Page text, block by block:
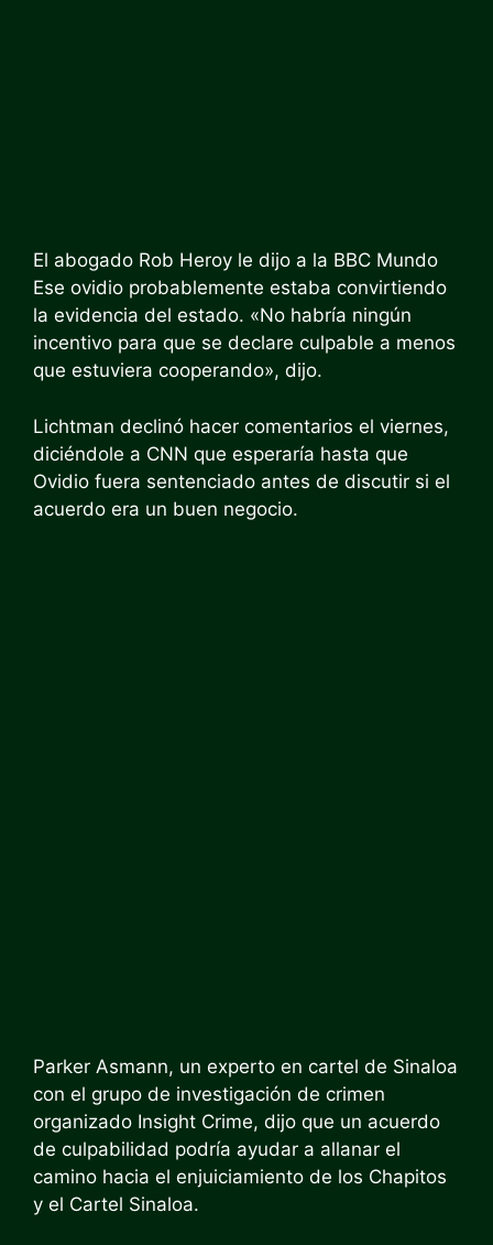
El abogado Rob Heroy le dijo a la BBC Mundo
Ese ovidio probablemente estaba convirtiendo
la evidencia del estado. «No habría ningún
incentivo para que se declare culpable a menos
que estuviera cooperando», dijo.
Lichtman declinó hacer comentarios el viernes,
diciéndole a CNN que esperaría hasta que
Ovidio fuera sentenciado antes de discutir si el
acuerdo era un buen negocio.
Parker Asmann, un experto en cartel de Sinaloa
con el grupo de investigación de crimen
organizado Insight Crime, dijo que un acuerdo
de culpabilidad podría ayudar a allanar el
camino hacia el enjuiciamiento de los Chapitos
y el Cartel Sinaloa.